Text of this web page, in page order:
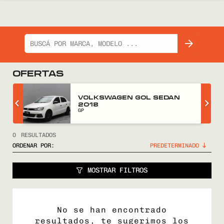
OFERTAS
VOLKSWAGEN GOL SEDAN
2018
GP
0
RESULTADOS
ORDENAR POR:
MOSTRAR FILTROS
No se han encontrado
resultados, te sugerimos los